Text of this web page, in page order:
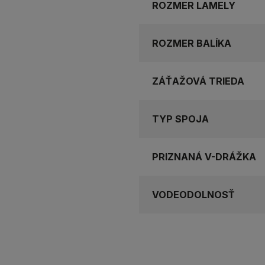
ROZMER LAMELY
ROZMER BALÍKA
ZÁŤAŽOVÁ TRIEDA
TYP SPOJA
PRIZNANÁ V-DRÁŽKA
VODEODOLNOSŤ